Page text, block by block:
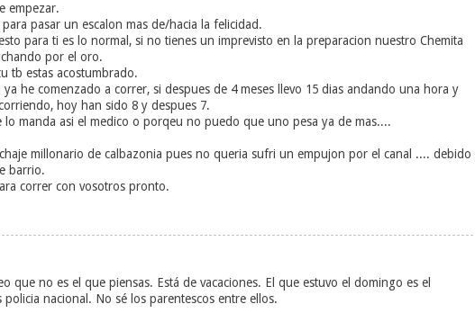
empezar.
pasar un escalon mas de/hacia la felicidad.
para ti es lo normal, si no tienes un imprevisto en la preparacion nuestro Chemita
por el oro.
tb estas acostumbrado.
he comenzado a correr, si despues de 4 meses llevo 15 dias andando una hora y
hoy han sido 8 y despues 7.
manda asi el medico o porqeu no puedo que uno pesa ya de mas....
millonario de calbazonia pues no queria sufri un empujon por el canal .... debido
barrio.
correr con vosotros pronto.
que no es el que piensas. Está de vacaciones. El que estuvo el domingo es el
nacional. No sé los parentescos entre ellos.